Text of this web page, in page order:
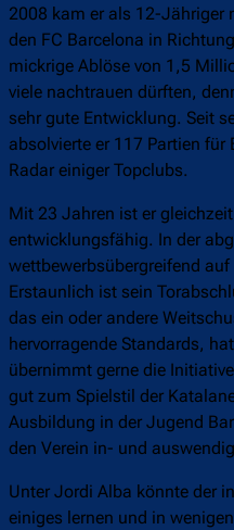
2008 kam er als 12-Jähriger
den FC Barcelona in
mickrige Ablöse von 1,5
viele nachtrauen dürften,
sehr gute Entwicklung. Seit
absolvierte er 117 Partien
Radar einiger Topclubs.
Mit 23 Jahren ist er
entwicklungsfähig. In der
wettbewerbsübergreifend
Erstaunlich ist sein
das ein oder andere
hervorragende Standards,
übernimmt gerne die
gut zum Spielstil der
Ausbildung in der Jugend
den Verein in- und
Unter Jordi Alba könnte der
einiges lernen und in